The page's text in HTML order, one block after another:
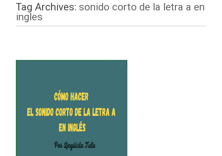
Tag Archives: sonido corto de la letra a en
ingles